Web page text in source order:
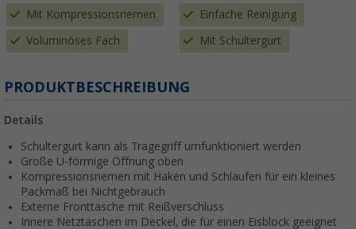
Mit Kompressionsriemen Einfache Reinigung
Voluminöses Fach Mit Schultergurt
PRODUKTBESCHREIBUNG
Details
Schultergurt kann als Tragegriff umfunktioniert werden
Große U-förmige Öffnung oben
Kompressionsriemen mit Haken und Schlaufen für ein kleines
Packmaß bei Nichtgebrauch
Externe Fronttasche mit Reißverschluss
Innere Netztaschen im Deckel, die für einen Eisblock geeignet